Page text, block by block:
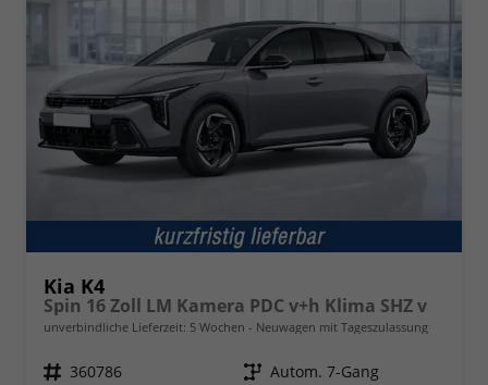
Kia K4
Spin 16 Zoll LM Kamera PDC v+h Klima SHZ v
unverbindliche Lieferzeit: 5 Wochen Neuwagen mit Tageszulassung
Fahrzeugnr. 360786 Getriebe Autom. 7-Gang